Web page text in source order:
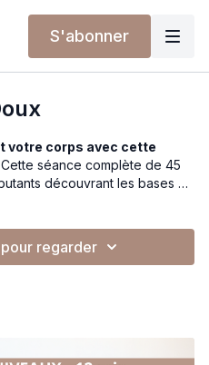
S'abonner
votre corps avec cette
Cette séance complète de 45
découvrant les bases du
une pratique douce
en douceur. Une expérience
regarder